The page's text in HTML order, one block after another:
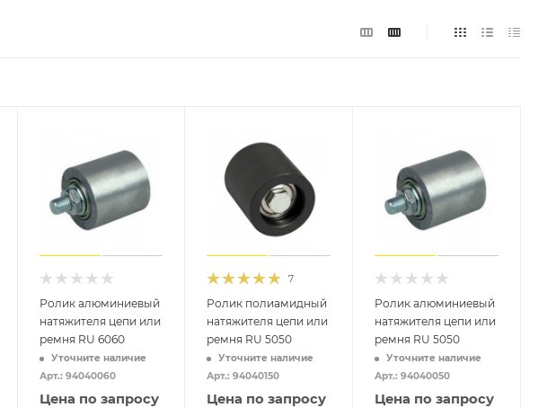
Ролик алюминиевый
натяжителя цепи или
ремня RU 6060
Уточните наличие
Арт.: 94040060
Цена по запросу
7
Ролик полиамидный
натяжителя цепи или
ремня RU 5050
Уточните наличие
Арт.: 94040150
Цена по запросу
Ролик алюминиевый
натяжителя цепи или
ремня RU 5050
Уточните наличие
Арт.: 94040050
Цена по запросу